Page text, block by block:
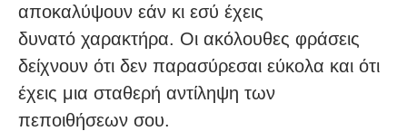
αποκαλύψουν εάν κι εσύ έχεις
δυνατό χαρακτήρα. Οι ακόλουθες φράσεις
δείχνουν ότι δεν παρασύρεσαι εύκολα και ότι
έχεις μια σταθερή αντίληψη των
πεποιθήσεων σου.